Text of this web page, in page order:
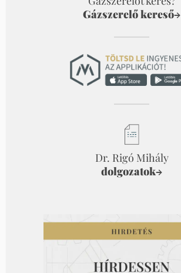
Gázszerelő kereső→
Dr. Rigó Mihály
dolgozatok→